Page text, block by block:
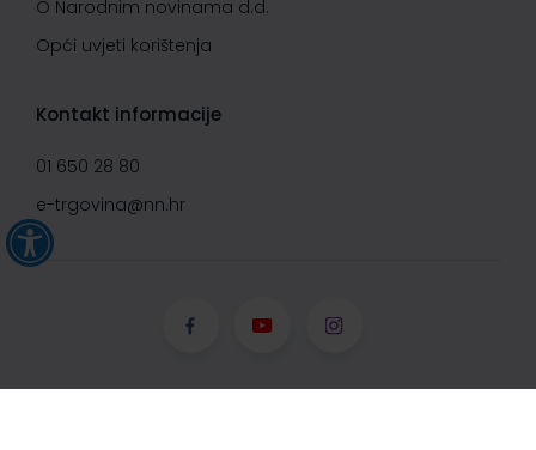
O Narodnim novinama d.d.
Opći uvjeti korištenja
Kontakt informacije
01 650 28 80
e-trgovina@nn.hr